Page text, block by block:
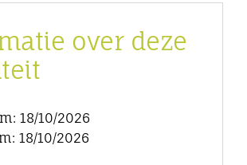
over deze
18/10/2026
18/10/2026